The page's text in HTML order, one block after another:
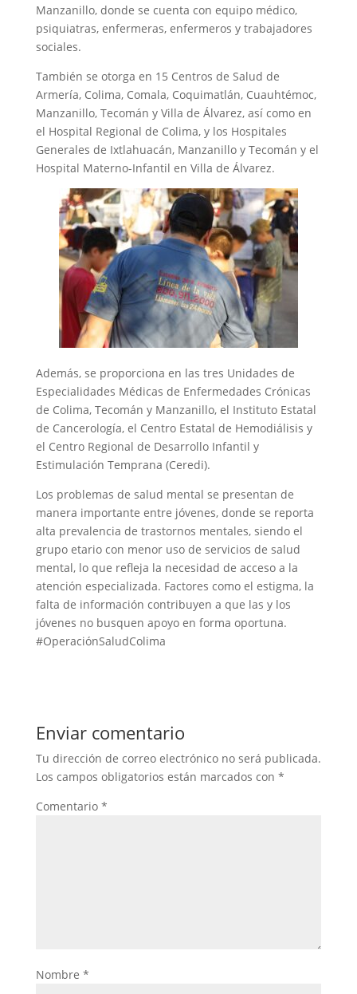
Manzanillo, donde se cuenta con equipo médico,
psiquiatras, enfermeras, enfermeros y trabajadores
sociales.
También se otorga en 15 Centros de Salud de
Armería, Colima, Comala, Coquimatlán, Cuauhtémoc,
Manzanillo, Tecomán y Villa de Álvarez, así como en
el Hospital Regional de Colima, y los Hospitales
Generales de Ixtlahuacán, Manzanillo y Tecomán y el
Hospital Materno-Infantil en Villa de Álvarez.
Además, se proporciona en las tres Unidades de
Especialidades Médicas de Enfermedades Crónicas
de Colima, Tecomán y Manzanillo, el Instituto Estatal
de Cancerología, el Centro Estatal de Hemodiálisis y
el Centro Regional de Desarrollo Infantil y
Estimulación Temprana (Ceredi).
Los problemas de salud mental se presentan de
manera importante entre jóvenes, donde se reporta
alta prevalencia de trastornos mentales, siendo el
grupo etario con menor uso de servicios de salud
mental, lo que refleja la necesidad de acceso a la
atención especializada. Factores como el estigma, la
falta de información contribuyen a que las y los
jóvenes no busquen apoyo en forma oportuna.
#OperaciónSaludColima
Enviar comentario
Tu dirección de correo electrónico no será publicada.
Los campos obligatorios están marcados con *
Comentario *
Nombre *